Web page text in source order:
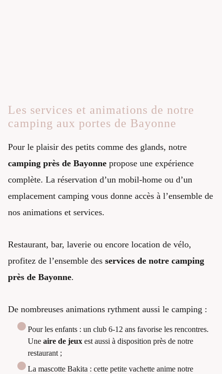
Les services et animations de notre
camping aux portes de Bayonne
Pour le plaisir des petits comme des glands, notre
camping près de Bayonne propose une expérience
complète. La réservation d’un mobil-home ou d’un
emplacement camping vous donne accès à l’ensemble de
nos animations et services.
Restaurant, bar, laverie ou encore location de vélo,
profitez de l’ensemble des services de notre camping
près de Bayonne.
De nombreuses animations rythment aussi le camping :
Pour les enfants : un club 6-12 ans favorise les rencontres.
Une aire de jeux est aussi à disposition près de notre
restaurant ;
La mascotte Bakita : cette petite vachette anime notre